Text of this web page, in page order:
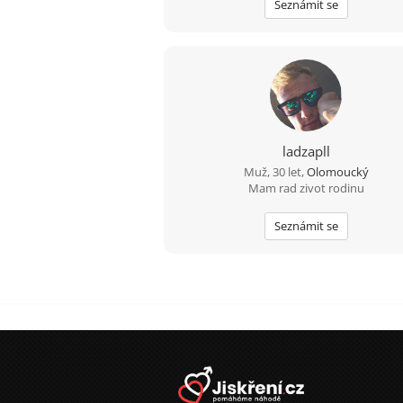
Seznámit se
ladzapll
Muž, 30 let,Olomoucký
Mam rad zivot rodinu
Seznámit se